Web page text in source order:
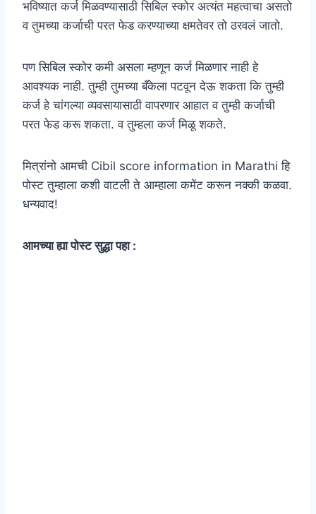
भविष्यात कर्ज मिळवण्यासाठी सिबिल स्कोर अत्यंत महत्वाचा असतो
व तुमच्या कर्जाची परत फेड करण्याच्या क्षमतेवर तो ठरवलं जातो.
पण सिबिल स्कोर कमी असला म्हणून कर्ज मिळणार नाही हे
आवश्यक नाही. तुम्ही तुमच्या बँकेला पटवून देऊ शकता कि तुम्ही
कर्ज हे चांगल्या व्यवसायासाठी वापरणार आहात व तुम्ही कर्जाची
परत फेड करू शकता. व तुम्हला कर्ज मिळू शकते.
मित्रांनो आमची Cibil score information in Marathi हि
पोस्ट तुम्हाला कशी वाटली ते आम्हाला कमेंट करून नक्की कळवा.
धन्यवाद!
आमच्या ह्या पोस्ट सुद्धा पहा :